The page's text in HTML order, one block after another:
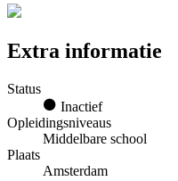
Extra informatie
Status
Inactief
Opleidingsniveaus
Middelbare school
Plaats
Amsterdam